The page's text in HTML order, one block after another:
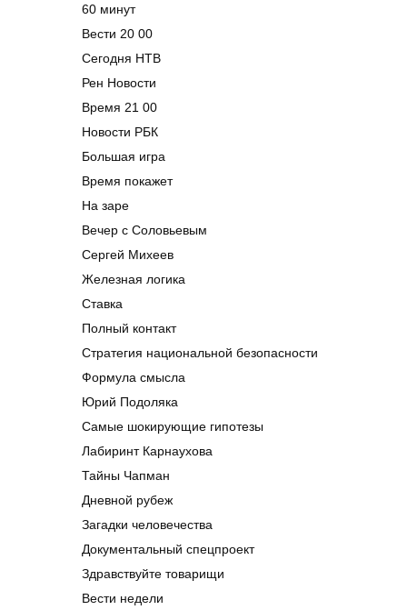
60 минут
Вести 20 00
Сегодня НТВ
Рен Новости
Время 21 00
Новости РБК
Большая игра
Время покажет
На заре
Вечер с Соловьевым
Сергей Михеев
Железная логика
Ставка
Полный контакт
Стратегия национальной безопасности
Формула смысла
Юрий Подоляка
Самые шокирующие гипотезы
Лабиринт Карнаухова
Тайны Чапман
Дневной рубеж
Загадки человечества
Документальный спецпроект
Здравствуйте товарищи
Вести недели